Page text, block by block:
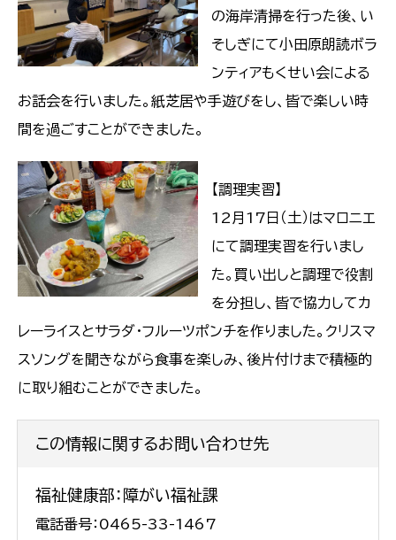
の海岸清掃を行った後、い
そしぎにて小田原朗読ボラ
ンティアもくせい会による
お話会を行いました。紙芝居や手遊びをし、皆で楽しい時
間を過ごすことができました。
【調理実習】
12月17日（土）はマロニエ
にて調理実習を行いまし
た。買い出しと調理で役割
を分担し、皆で協力してカ
レーライスとサラダ・フルーツポンチを作りました。クリスマ
スソングを聞きながら食事を楽しみ、後片付けまで積極的
に取り組むことができました。
この情報に関するお問い合わせ先
福祉健康部：障がい福祉課
電話番号：0465-33-1467